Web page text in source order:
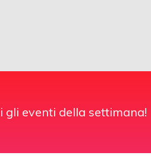
eventi della settimana!